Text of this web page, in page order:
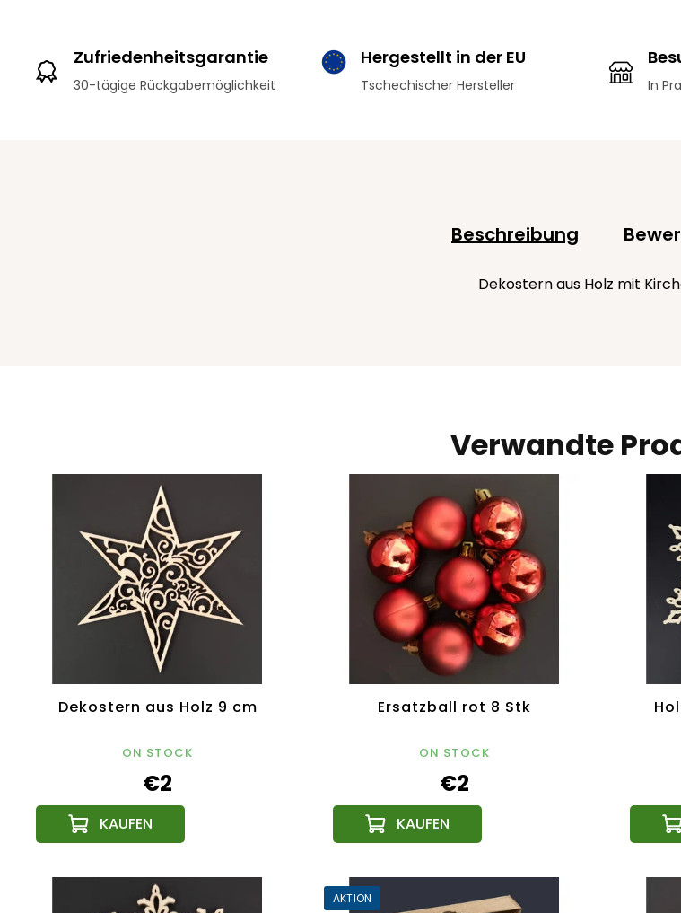
Zufriedenheitsgarantie
30-tägige Rückgabemöglichkeit
Hergestellt in der EU
Tschechischer Hersteller In
Verwandte
Dekostern aus Holz 9 cm
ON STOCK
€2
Ersatzball rot 8 Stk
ON STOCK
€2
AKTION
Beschreibung
Dekostern aus Holz mit